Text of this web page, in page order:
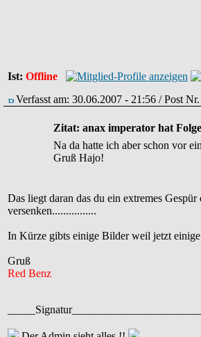
Ist: Offline
Verfasst am: 30.06.2007 - 21:56 / Post
Zitat: anax imperator hat
Na da hatte ich aber schon vor
Gruß Hajo!
Das liegt daran das du ein extremes
versenken................
In Kürze gibts einige Bilder weil jetzt
Gruß
Red Benz